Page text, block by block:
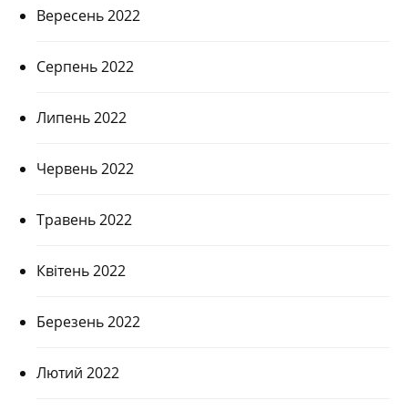
Вересень 2022
Серпень 2022
Липень 2022
Червень 2022
Травень 2022
Квітень 2022
Березень 2022
Лютий 2022